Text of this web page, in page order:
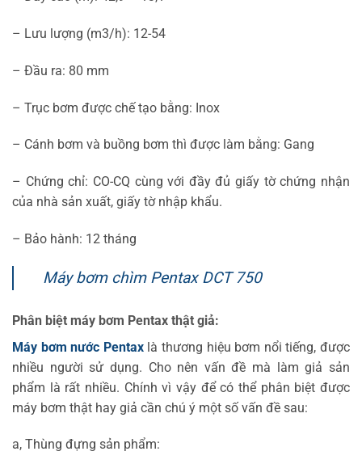
– Lưu lượng (m3/h): 12-54
– Đầu ra: 80 mm
– Trục bơm được chế tạo bằng: Inox
– Cánh bơm và buồng bơm thì được làm bằng: Gang
– Chứng chỉ: CO-CQ cùng với đầy đủ giấy tờ chứng nhận
của nhà sản xuất, giấy tờ nhập khẩu.
– Bảo hành: 12 tháng
Máy bơm chìm Pentax DCT 750
Phân biệt máy bơm Pentax thật giả:
Máy bơm nước Pentaxlà thương hiệu bơm nổi tiếng, được
nhiều người sử dụng. Cho nên vấn đề mà làm giả sản
phẩm là rất nhiều. Chính vì vậy để có thể phân biệt được
máy bơm thật hay giả cần chú ý một số vấn đề sau:
a, Thùng đựng sản phẩm: